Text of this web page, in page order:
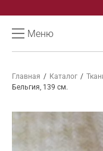
Меню
Главная / Каталог /
Бельгия, 139 см.